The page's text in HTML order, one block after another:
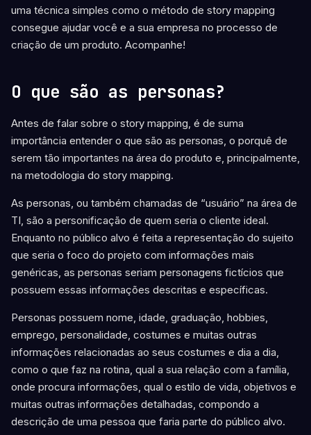
uma técnica simples como o método de story mapping
consegue ajudar você e a sua empresa no processo de
criação de um produto. Acompanhe!
O que são as personas?
Antes de falar sobre o story mapping, é de suma
importância entender o que são as personas, o porquê de
serem tão importantes na área do produto e, principalmente,
na metodologia do story mapping.
As personas, ou também chamadas de “usuário” na área de
TI, são a personificação de quem seria o cliente ideal.
Enquanto no público alvo é feita a representação do sujeito
que seria o foco do projeto com informações mais
genéricas, as personas seriam personagens fictícios que
possuem essas informações descritas e específicas.
Personas possuem nome, idade, graduação, hobbies,
emprego, personalidade, costumes e muitas outras
informações relacionadas ao seus costumes e dia a dia,
como o que faz na rotina, qual a sua relação com a família,
onde procura informações, qual o estilo de vida, objetivos e
muitas outras informações detalhadas, compondo a
descrição de uma pessoa que faria parte do público alvo.